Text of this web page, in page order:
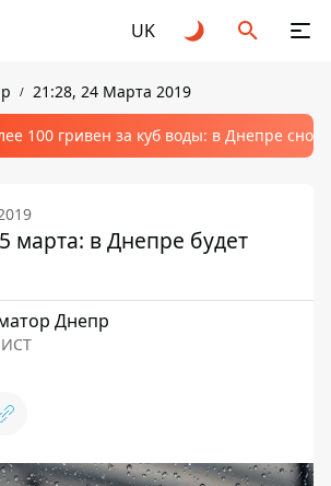
UK
21:28, 24 Марта 2019
100 гривен за куб воды: в Днепре
марта: в Днепре будет
Днепр